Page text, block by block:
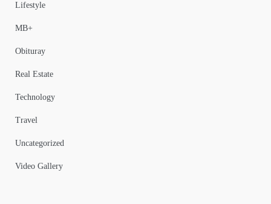
Lifestyle
MB+
Obituray
Real Estate
Technology
Travel
Uncategorized
Video Gallery